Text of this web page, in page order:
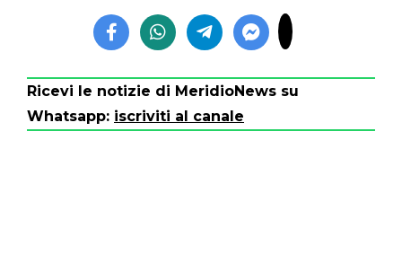
Ricevi le notizie di MeridioNews su
Whatsapp: iscriviti al canale